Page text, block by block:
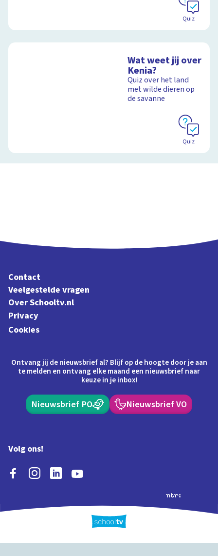
Quiz
Wat weet jij over
Kenia?
Quiz over het land
met wilde dieren op
de savanne
Quiz
Contact
Veelgestelde vragen
Over Schooltv.nl
Privacy
Cookies
Ontvang jij de nieuwsbrief al? Blijf op de hoogte door je aan
te melden en ontvang elke maand een nieuwsbrief naar
keuze in je inbox!
Nieuwsbrief PO Nieuwsbrief VO
Volg ons!